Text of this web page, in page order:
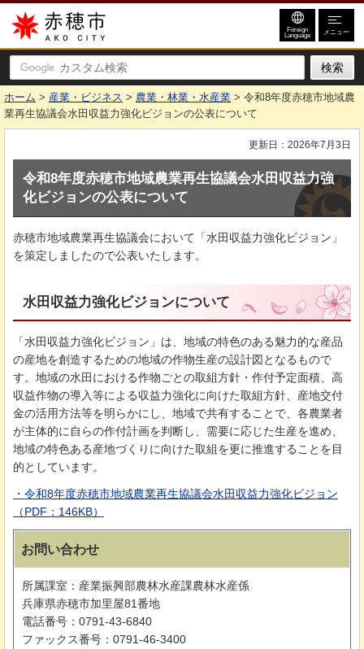
赤穂市
Foreign
Language メニュー
ホーム > 産業・ビジネス > 農業・林業・水産業 > 令和8年度赤穂市地域農
業再生協議会水田収益力強化ビジョンの公表について
更新日：2026年7月3日
令和8年度赤穂市地域農業再生協議会水田収益力強
化ビジョンの公表について
赤穂市地域農業再生協議会において「水田収益力強化ビジョン」
を策定しましたので公表いたします。
水田収益力強化ビジョンについて
「水田収益力強化ビジョン」は、地域の特色のある魅力的な産品
の産地を創造するための地域の作物生産の設計図となるもので
す。地域の水田における作物ごとの取組方針・作付予定面積、高
収益作物の導入等による収益力強化に向けた取組方針、産地交付
金の活用方法等を明らかにし、地域で共有することで、各農業者
が主体的に自らの作付計画を判断し、需要に応じた生産を進め、
地域の特色ある産地づくりに向けた取組を更に推進することを目
的としています。
・令和8年度赤穂市地域農業再生協議会水田収益力強化ビジョン
（PDF：146KB）
お問い合わせ
所属課室：産業振興部農林水産課農林水産係
兵庫県赤穂市加里屋81番地
電話番号：0791-43-6840
ファックス番号：0791-46-3400